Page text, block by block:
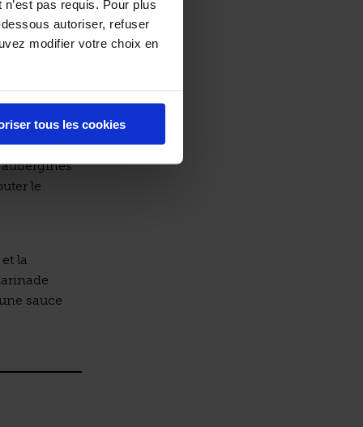
pas requis. Pour plus
autoriser, refuser
modifier votre choix en
tous les cookies
sauce soja
y déposer le
pendant
à 220°C
le
la
sauce